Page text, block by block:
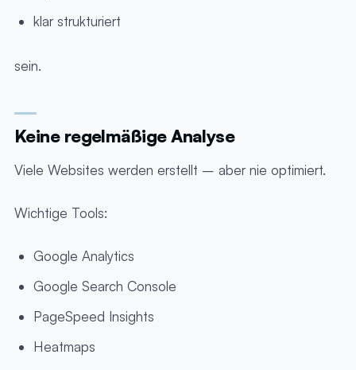
klar strukturiert
sein.
Keine regelmäßige Analyse
Viele Websites werden erstellt – aber nie optimiert.
Wichtige Tools:
Google Analytics
Google Search Console
PageSpeed Insights
Heatmaps